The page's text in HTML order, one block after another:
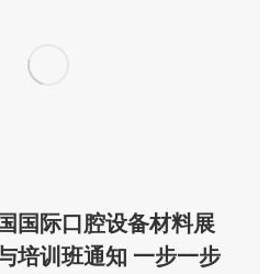
国际口腔设备材料展
培训班通知 一步一步